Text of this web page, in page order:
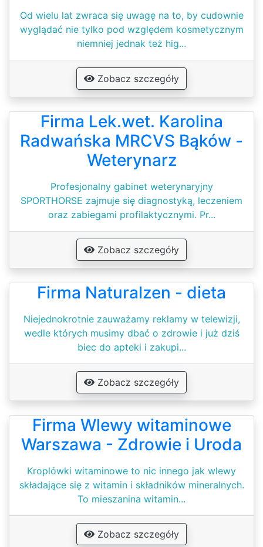
Od wielu lat zwraca się uwagę na to, by cudownie
wyglądać nie tylko pod względem kosmetycznym
niemniej jednak też hig...
Zobacz szczegóły
Firma Lek.wet. Karolina
Radwańska MRCVS Bąków -
Weterynarz
Profesjonalny gabinet weterynaryjny
SPORTHORSE zajmuje się diagnostyką, leczeniem
oraz zabiegami profilaktycznymi. Pr...
Zobacz szczegóły
Firma Naturalzen - dieta
Niejednokrotnie zauważamy reklamy w telewizji,
wedle których musimy dbać o zdrowie i już dziś
biec do apteki i zakupi...
Zobacz szczegóły
Firma Wlewy witaminowe
Warszawa - Zdrowie i Uroda
Kroplówki witaminowe to nic innego jak wlewy
składające się z witamin i składników mineralnych.
To mieszanina witamin...
Zobacz szczegóły